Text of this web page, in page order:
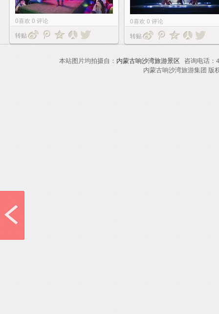
0喜欢 0 评论
转贴
0喜欢 0 评论
转贴
本站图片均拍摄自： 内蒙古响沙湾旅游景区 咨询电话
内蒙古响沙湾旅游集团